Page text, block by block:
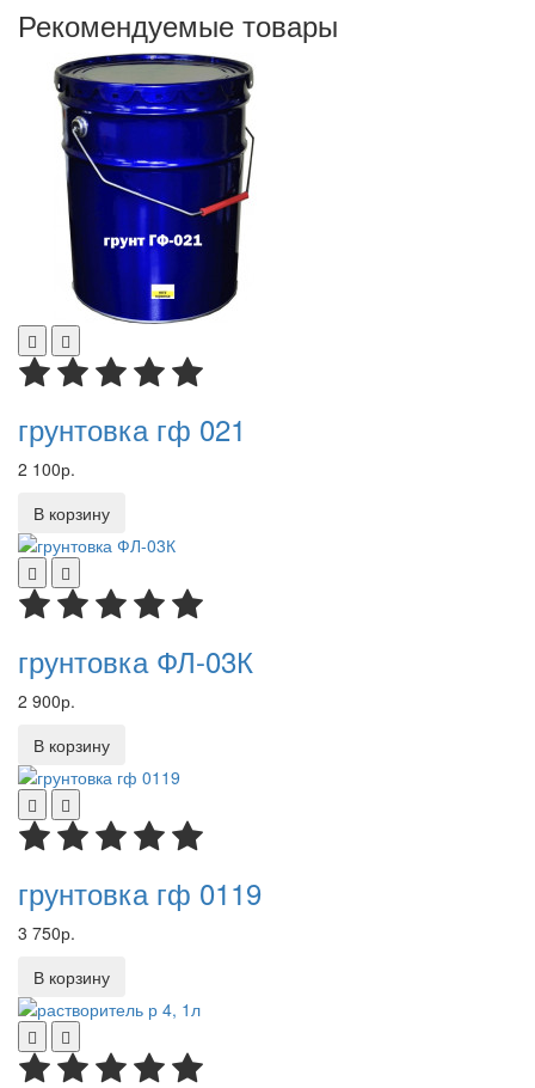
Рекомендуемые товары
грунтовка гф 021
2 100р.
В корзину
грунтовка ФЛ-03К
2 900р.
В корзину
грунтовка гф 0119
3 750р.
В корзину